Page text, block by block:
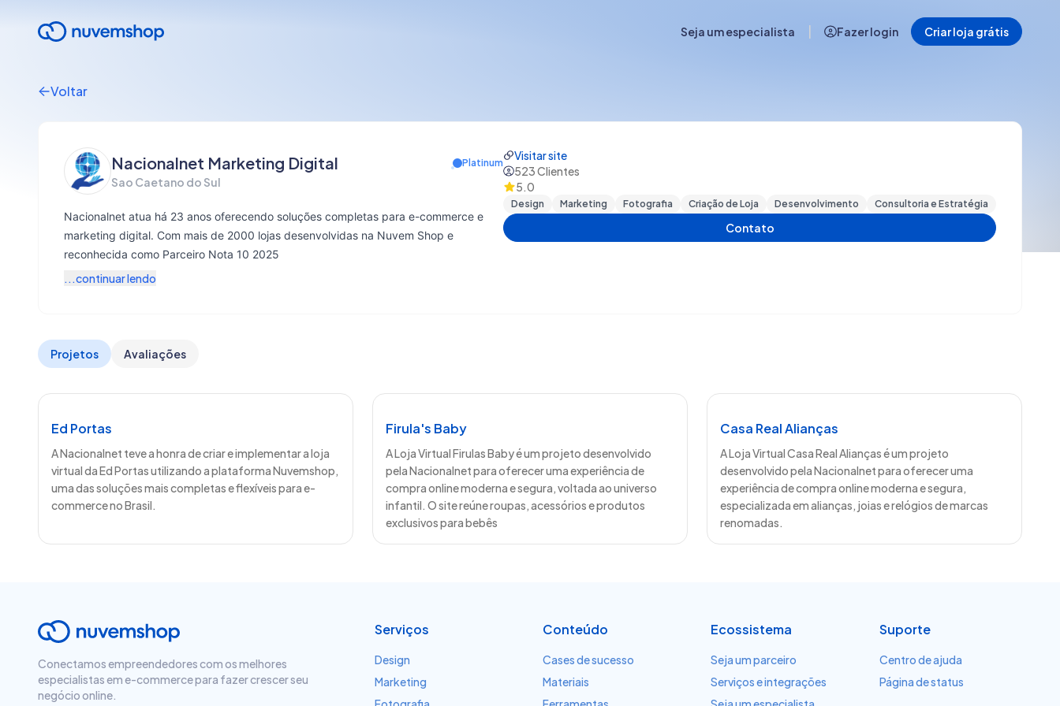
Seja um especialista Fazer login Criar loja grátis
Voltar
Nacionalnet Marketing Digital Platinum
Sao Caetano do Sul
Nacionalnet atua há 23 anos oferecendo soluções completas para e-commerce e
marketing digital. Com mais de 2000 lojas desenvolvidas na Nuvem Shop e
reconhecida como Parceiro Nota 10 2025
...continuar lendo
Visitar site
523Clientes
5.0
Design Marketing Fotografia Criação de Loja Desenvolvimento Consultoria e Estratégia
Contato
Projetos Avaliações
Ed Portas
A Nacionalnet teve a honra de criar e implementar a loja
virtual da Ed Portas utilizando a plataforma Nuvemshop,
uma das soluções mais completas e flexíveis para e-
commerce no Brasil.
Firula's Baby
A Loja Virtual Firulas Baby é um projeto desenvolvido
pela Nacionalnet para oferecer uma experiência de
compra online moderna e segura, voltada ao universo
infantil. O site reúne roupas, acessórios e produtos
exclusivos para bebês
Casa Real Alianças
A Loja Virtual Casa Real Alianças é um projeto
desenvolvido pela Nacionalnet para oferecer uma
experiência de compra online moderna e segura,
especializada em alianças, joias e relógios de marcas
renomadas.
Conectamos empreendedores com os melhores
especialistas em e-commerce para fazer crescer seu
negócio online.
Serviços
Design
Marketing
Conteúdo
Cases de sucesso
Materiais
Ecossistema
Seja um parceiro
Serviços e integrações
Suporte
Centro de ajuda
Página de status